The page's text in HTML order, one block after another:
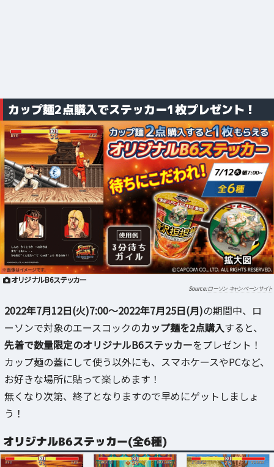
カップ麺2点購入でステッカー1枚プレゼント！
オリジナルB6ステッカー
ローソン キャンペーンサイト
2022年7月12日(火)7:00～2022年7月25日(月)の期間中、ロ
ーソンで対象のエースコックのカップ麺を2点購入すると、
先着で数量限定のオリジナルB6ステッカーをプレゼント！
カップ麺の蓋にして使う以外にも、スマホケースやPCなど、
お好きな場所に貼って楽しめます！
無くなり次第、終了となりますので早めにゲットしましょ
う！
オリジナルB6ステッカー(全6種)